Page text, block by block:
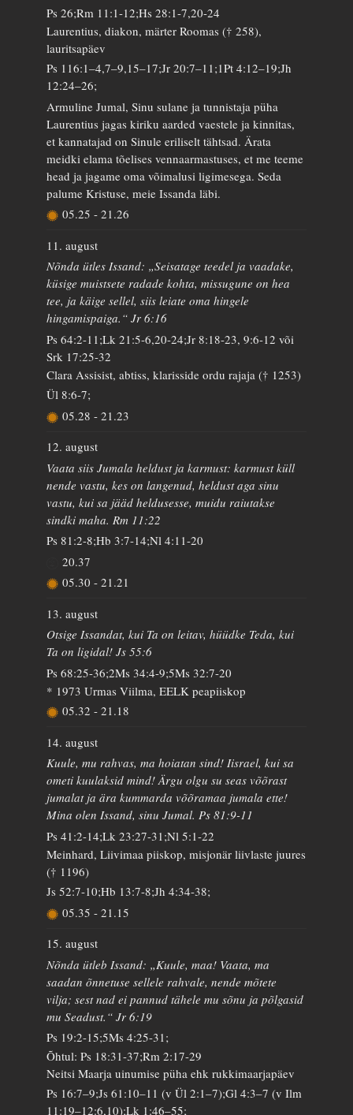
Ps 26;Rm 11:1-12;Hs 28:1-7,20-24
Laurentius, diakon, märter Roomas († 258),
lauritsapäev
Ps 116:1–4,7–9,15–17;Jr 20:7–11;1Pt 4:12–19;Jh
12:24–26;
Armuline Jumal, Sinu sulane ja tunnistaja püha
Laurentius jagas kiriku aarded vaestele ja kinnitas,
et kannatajad on Sinule eriliselt tähtsad. Ärata
meidki elama tõelises vennaarmastuses, et me teeme
head ja jagame oma võimalusi ligimesega. Seda
palume Kristuse, meie Issanda läbi.
05.25 - 21.26
11. august
Nõnda ütles Issand: „Seisatage teedel ja vaadake,
küsige muistsete radade kohta, missugune on hea
tee, ja käige sellel, siis leiate oma hingele
hingamispaiga.“ Jr 6:16
Ps 64:2-11;Lk 21:5-6,20-24;Jr 8:18-23, 9:6-12 või
Srk 17:25-32
Clara Assisist, abtiss, klarisside ordu rajaja († 1253)
Ül 8:6-7;
05.28 - 21.23
12. august
Vaata siis Jumala heldust ja karmust: karmust küll
nende vastu, kes on langenud, heldust aga sinu
vastu, kui sa jääd heldusesse, muidu raiutakse
sindki maha. Rm 11:22
Ps 81:2-8;Hb 3:7-14;Nl 4:11-20
20.37
05.30 - 21.21
13. august
Otsige Issandat, kui Ta on leitav, hüüdke Teda, kui
Ta on ligidal! Js 55:6
Ps 68:25-36;2Ms 34:4-9;5Ms 32:7-20
* 1973 Urmas Viilma, EELK peapiiskop
05.32 - 21.18
14. august
Kuule, mu rahvas, ma hoiatan sind! Iisrael, kui sa
ometi kuulaksid mind! Ärgu olgu su seas võõrast
jumalat ja ära kummarda võõramaa jumala ette!
Mina olen Issand, sinu Jumal. Ps 81:9-11
Ps 41:2-14;Lk 23:27-31;Nl 5:1-22
Meinhard, Liivimaa piiskop, misjonär liivlaste juures
(† 1196)
Js 52:7-10;Hb 13:7-8;Jh 4:34-38;
05.35 - 21.15
15. august
Nõnda ütleb Issand: „Kuule, maa! Vaata, ma
saadan õnnetuse sellele rahvale, nende mõtete
vilja; sest nad ei pannud tähele mu sõnu ja põlgasid
mu Seadust.“ Jr 6:19
Ps 19:2-15;5Ms 4:25-31;
Õhtul: Ps 18:31-37;Rm 2:17-29
Neitsi Maarja uinumise püha ehk rukkimaarjapäev
Ps 16:7–9;Js 61:10–11 (v Ül 2:1–7);Gl 4:3–7 (v Ilm
11:19–12:6,10);Lk 1:46–55;